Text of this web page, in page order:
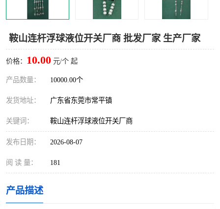
鞍山连杆浮球液位开关厂商 批发厂家 生产厂家
价格： 10.00 元/个 起
产品数量： 10000.00个
发货地址： 广东省东莞市常平镇
关键词： 鞍山连杆浮球液位开关厂商
发布日期： 2026-08-07
阅 读 量： 181
产品描述